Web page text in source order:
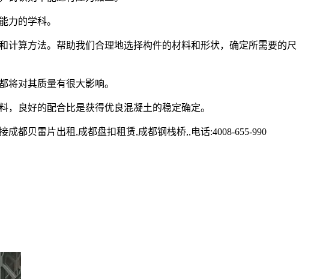
的学科。
算方法。帮助我们合理地选择构件的材料和形状，确定所需要的尺
对其质量有很大影响。
良好的配合比是获得优良混凝土的稳定确定。
都贝雷片出租,成都盘扣租赁,成都钢栈桥,,电话:4008-655-990